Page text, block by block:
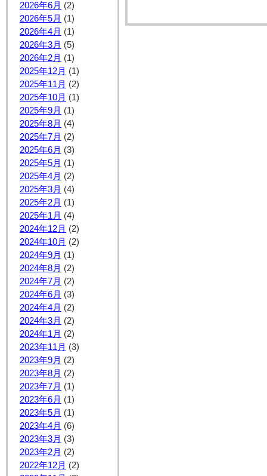
2026年6月 (2)
2026年5月 (1)
2026年4月 (1)
2026年3月 (5)
2026年2月 (1)
2025年12月 (1)
2025年11月 (2)
2025年10月 (1)
2025年9月 (1)
2025年8月 (4)
2025年7月 (2)
2025年6月 (3)
2025年5月 (1)
2025年4月 (2)
2025年3月 (4)
2025年2月 (1)
2025年1月 (4)
2024年12月 (2)
2024年10月 (2)
2024年9月 (1)
2024年8月 (2)
2024年7月 (2)
2024年6月 (3)
2024年4月 (2)
2024年3月 (2)
2024年1月 (2)
2023年11月 (3)
2023年9月 (2)
2023年8月 (2)
2023年7月 (1)
2023年6月 (1)
2023年5月 (1)
2023年4月 (6)
2023年3月 (3)
2023年2月 (2)
2022年12月 (2)